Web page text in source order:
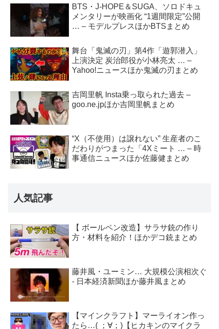
BTS・J-HOPE＆SUGA、ソロドキュ
メンタリーが映画化 “1週間限定”公開
… – モデルプレスほかBTSまとめ
舞台「鬼滅の刃」第4作「遊郭潜入」
上演決定 炭治郎役が小林亮太 … –
Yahoo!ニュースほか鬼滅の刃まとめ
吉岡里帆 Insta乗っ取られた過去 –
goo.ne.jpほか吉岡里帆まとめ
“X（不使用）は譲れない” 生産者のこ
だわりがつまった「4Xミート … – 時
事通信ニュースほか佐藤健まとめ
人気記事
【 ボールペン改造】サラサ銃の作り
方・材料を紹介！ほかデコ銃まとめ
藤井風・ユーミン… 大規模公演相次ぐ
- 日本経済新聞ほか藤井風まとめ
【マインクラフト】マーライオン作っ
たら…( ；∀；)【ヒカキンのマイクラ